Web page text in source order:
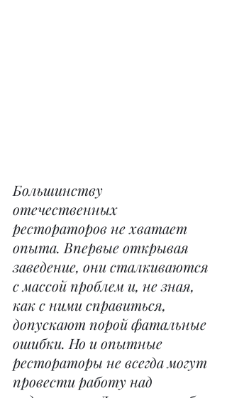
Большинству
отечественных
рестораторов не хватает
опыта. Впервые открывая
заведение, они сталкиваются
с массой проблем и, не зная,
как с ними справиться,
допускают порой фатальные
ошибки. Но и опытные
рестораторы не всегда могут
провести работу над